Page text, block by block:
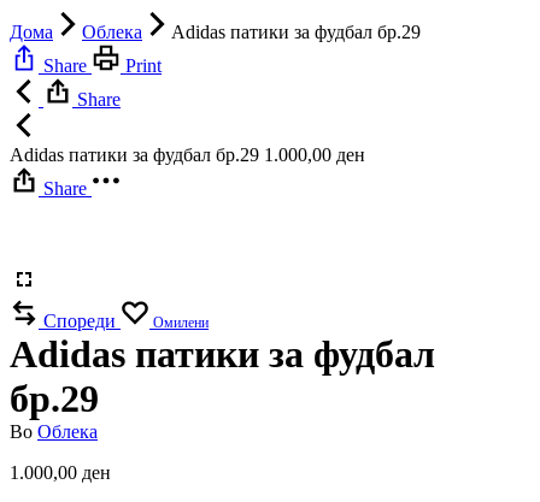
Дома Облека
Adidas патики за фудбал бр.29
Share
Print
Share
Adidas патики за фудбал бр.29 1.000,00 ден
Share
Спореди Омилени
Adidas патики за фудбал
бр.29
Во Облека
1.000,00 ден